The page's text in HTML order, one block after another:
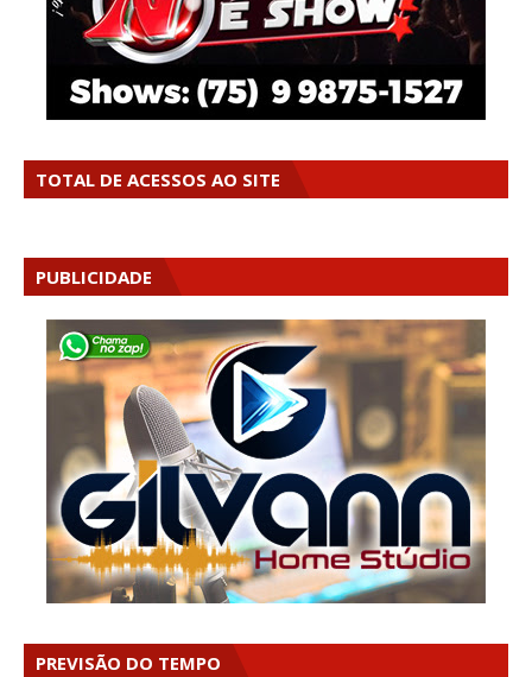
TOTAL DE ACESSOS AO SITE
PUBLICIDADE
PREVISÃO DO TEMPO